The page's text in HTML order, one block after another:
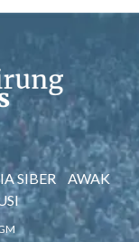
SIBER
AWAK